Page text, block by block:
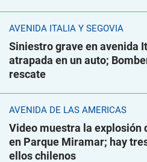
AVENIDA ITALIA Y SEGOVIA
Siniestro grave en avenida
atrapada en un auto;
rescate
AVENIDA DE LAS AMÉRICAS
Video muestra la explosión
en Parque Miramar; hay
ellos chilenos